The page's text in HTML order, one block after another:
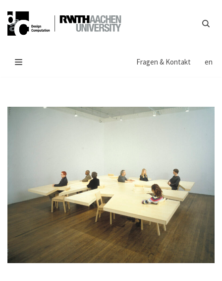
Zum
Inhalt
Fragen & Kontakt
en